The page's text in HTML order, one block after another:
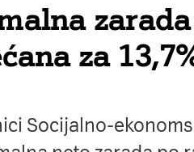
za
Socijalno-